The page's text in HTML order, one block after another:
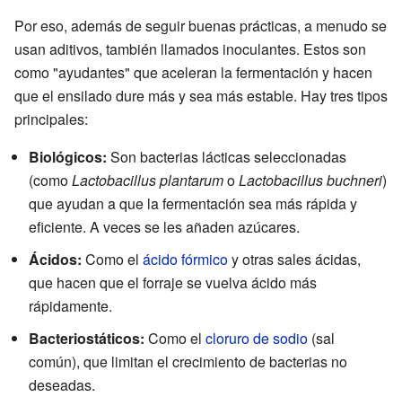
Por eso, además de seguir buenas prácticas, a menudo se
usan aditivos, también llamados inoculantes. Estos son
como "ayudantes" que aceleran la fermentación y hacen
que el ensilado dure más y sea más estable. Hay tres tipos
principales:
Biológicos: Son bacterias lácticas seleccionadas
(comoLactobacillus plantarumoLactobacillus buchneri)
que ayudan a que la fermentación sea más rápida y
eficiente. A veces se les añaden azúcares.
Ácidos: Como el ácido fórmicoy otras sales ácidas,
que hacen que el forraje se vuelva ácido más
rápidamente.
Bacteriostáticos: Como el cloruro de sodio (sal
común), que limitan el crecimiento de bacterias no
deseadas.